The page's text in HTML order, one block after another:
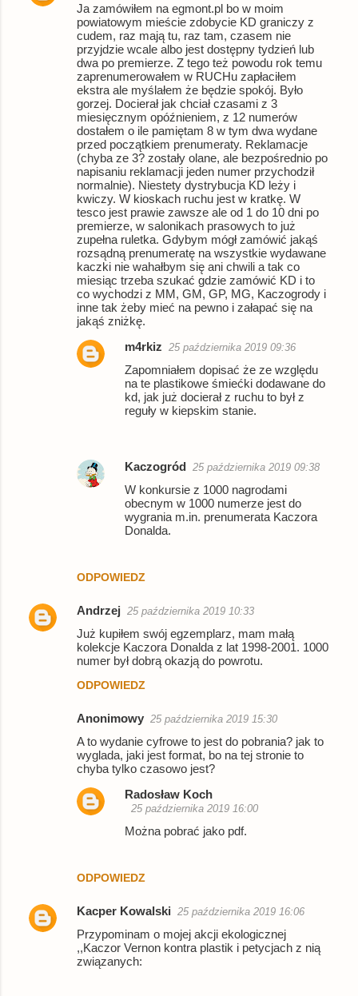
Ja zamówiłem na egmont.pl bo w moim
powiatowym mieście zdobycie KD graniczy z
cudem, raz mają tu, raz tam, czasem nie
przyjdzie wcale albo jest dostępny tydzień lub
dwa po premierze. Z tego też powodu rok temu
zaprenumerowałem w RUCHu zapłaciłem
ekstra ale myślałem że będzie spokój. Było
gorzej. Docierał jak chciał czasami z 3
miesięcznym opóźnieniem, z 12 numerów
dostałem o ile pamiętam 8 w tym dwa wydane
przed początkiem prenumeraty. Reklamacje
(chyba ze 3? zostały olane, ale bezpośrednio po
napisaniu reklamacji jeden numer przychodził
normalnie). Niestety dystrybucja KD leży i
kwiczy. W kioskach ruchu jest w kratkę. W
tesco jest prawie zawsze ale od 1 do 10 dni po
premierze, w salonikach prasowych to już
zupełna ruletka. Gdybym mógł zamówić jakąś
rozsądną prenumeratę na wszystkie wydawane
kaczki nie wahałbym się ani chwili a tak co
miesiąc trzeba szukać gdzie zamówić KD i to
co wychodzi z MM, GM, GP, MG, Kaczogrody i
inne tak żeby mieć na pewno i załapać się na
jakąś zniżkę.
ODPOWIEDZ
m4rkiz 25 października 2019 09:36
Zapomniałem dopisać że ze względu
na te plastikowe śmiećki dodawane do
kd, jak już docierał z ruchu to był z
reguły w kiepskim stanie.
Kaczogród 25 października 2019 09:38
W konkursie z 1000 nagrodami
obecnym w 1000 numerze jest do
wygrania m.in. prenumerata Kaczora
Donalda.
Andrzej 25 października 2019 10:33
Już kupiłem swój egzemplarz, mam małą
kolekcje Kaczora Donalda z lat 1998-2001. 1000
numer był dobrą okazją do powrotu.
ODPOWIEDZ
Anonimowy 25 października 2019 15:30
A to wydanie cyfrowe to jest do pobrania? jak to
wyglada, jaki jest format, bo na tej stronie to
chyba tylko czasowo jest?
ODPOWIEDZ
Radosław Koch
25 października 2019 16:00
Można pobrać jako pdf.
Kacper Kowalski 25 października 2019 16:06
Przypominam o mojej akcji ekologicznej
,,Kaczor Vernon kontra plastik i petycjach z nią
związanych: